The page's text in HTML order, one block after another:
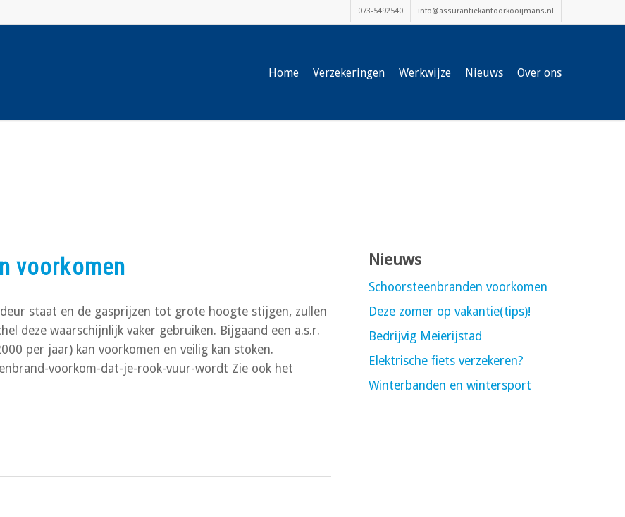
073-5492540 info@assurantiekantoorkooijmans.nl
Home Verzekeringen Werkwijze Nieuws Over ons
voorkomen
staat en de gasprijzen tot grote hoogte stijgen, zullen
deze waarschijnlijk vaker gebruiken. Bijgaand een a.s.r.
per jaar) kan voorkomen en veilig kan stoken.
voorkom-dat-je-rook-vuur-wordt Zie ook het
Nieuws
Schoorsteenbranden voorkomen
Deze zomer op vakantie(tips)!
Bedrijvig Meierijstad
Elektrische fiets verzekeren?
Winterbanden en wintersport